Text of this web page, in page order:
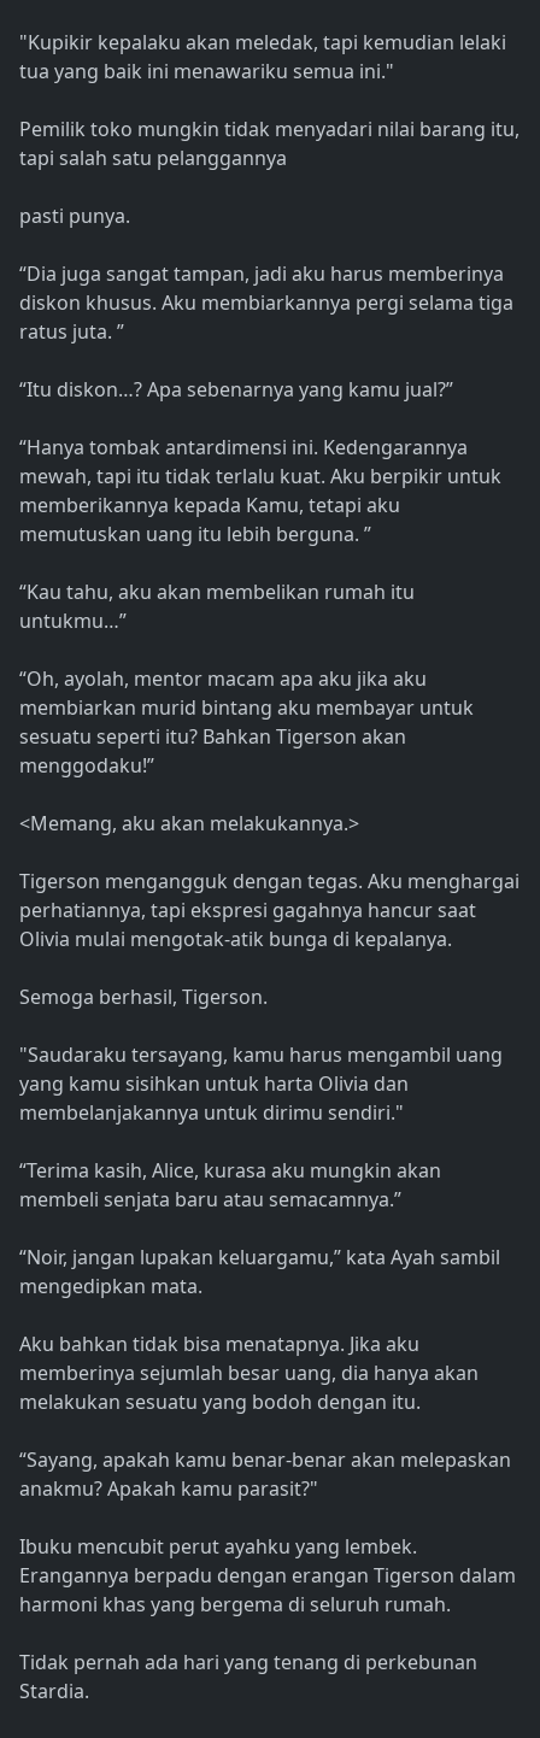
"Kupikir kepalaku akan meledak, tapi kemudian lelaki
tua yang baik ini menawariku semua ini."
Pemilik toko mungkin tidak menyadari nilai barang itu,
tapi salah satu pelanggannya
pasti punya.
“Dia juga sangat tampan, jadi aku harus memberinya
diskon khusus. Aku membiarkannya pergi selama tiga
ratus juta. ”
“Itu diskon…? Apa sebenarnya yang kamu jual?”
“Hanya tombak antardimensi ini. Kedengarannya
mewah, tapi itu tidak terlalu kuat. Aku berpikir untuk
memberikannya kepada Kamu, tetapi aku
memutuskan uang itu lebih berguna. ”
“Kau tahu, aku akan membelikan rumah itu
untukmu…”
“Oh, ayolah, mentor macam apa aku jika aku
membiarkan murid bintang aku membayar untuk
sesuatu seperti itu? Bahkan Tigerson akan
menggodaku!”
<Memang, aku akan melakukannya.>
Tigerson mengangguk dengan tegas. Aku menghargai
perhatiannya, tapi ekspresi gagahnya hancur saat
Olivia mulai mengotak-atik bunga di kepalanya.
Semoga berhasil, Tigerson.
"Saudaraku tersayang, kamu harus mengambil uang
yang kamu sisihkan untuk harta Olivia dan
membelanjakannya untuk dirimu sendiri."
“Terima kasih, Alice, kurasa aku mungkin akan
membeli senjata baru atau semacamnya.”
“Noir, jangan lupakan keluargamu,” kata Ayah sambil
mengedipkan mata.
Aku bahkan tidak bisa menatapnya. Jika aku
memberinya sejumlah besar uang, dia hanya akan
melakukan sesuatu yang bodoh dengan itu.
“Sayang, apakah kamu benar-benar akan melepaskan
anakmu? Apakah kamu parasit?"
Ibuku mencubit perut ayahku yang lembek.
Erangannya berpadu dengan erangan Tigerson dalam
harmoni khas yang bergema di seluruh rumah.
Tidak pernah ada hari yang tenang di perkebunan
Stardia.